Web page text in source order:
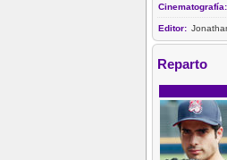
Cinematografía:
Editor:
Reparto